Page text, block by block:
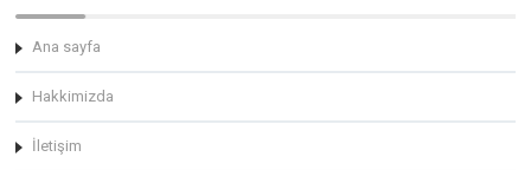
Ana sayfa
Hakkimizda
İletişim